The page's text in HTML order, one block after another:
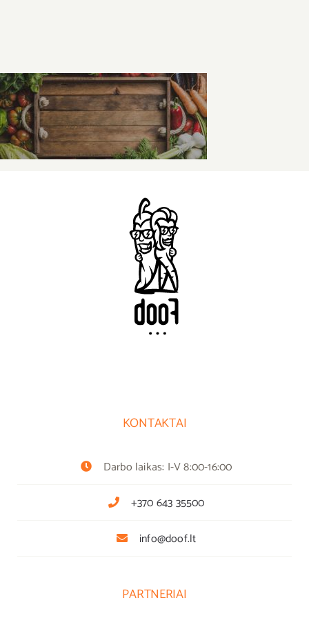
KONTAKTAI
Darbo laikas: I-V 8:00-16:00
+370 643 35500
info@doof.lt
PARTNERIAI